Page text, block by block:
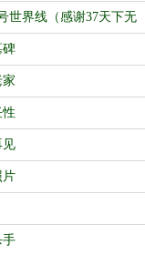
世界线（感谢37天下无
的白银盟！）
碑
家
性
见
片
手